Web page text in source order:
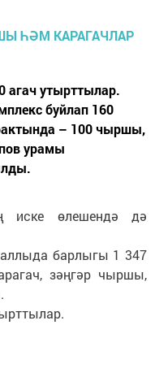
агач утырттылар.
буйлап 160
– 100 чыршы,
урамы
иске өлешендә дә
барлыгы 1 347
зәңгәр чыршы,